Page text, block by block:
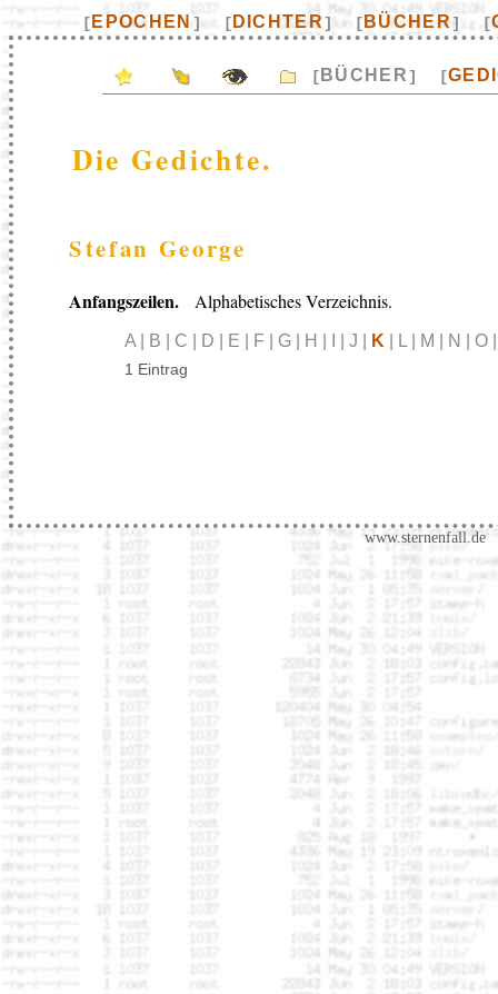
[ EPOCHEN ] [ DICHTER] [ BÜCHER] [
[ BÜCHER] [
Die Gedichte.
Stefan George
Anfangszeilen. Alphabetisches Verzeichnis.
A | B | C | D | E | F | G | H | I | J | K | L | M | N |
1 Eintrag
www.sternenfall.de